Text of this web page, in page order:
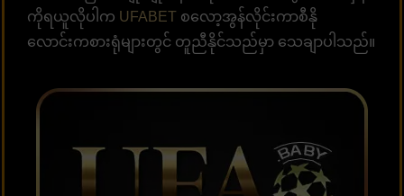
ကိုရယူလိုပါက UFABET စလော့အွန်လိုင်းကာစီနို
လောင်းကစားရုံများတွင် တူညီနိုင်သည်မှာ သေချာပါသည်။